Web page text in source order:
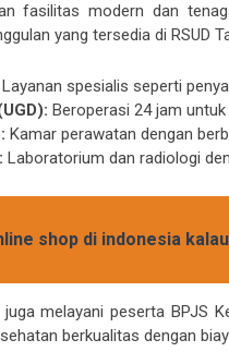
fasilitas modern dan
yang tersedia di RSUD
Layanan spesialis seperti
Beroperasi 24 jam
Kamar perawatan dengan
Laboratorium dan radiologi
shop di indonesia
juga melayani peserta BPJS
berkualitas dengan